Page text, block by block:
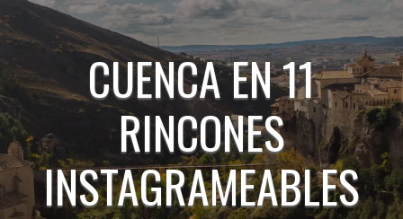
CUENCA EN 11
RINCONES
INSTAGRAMEABLES